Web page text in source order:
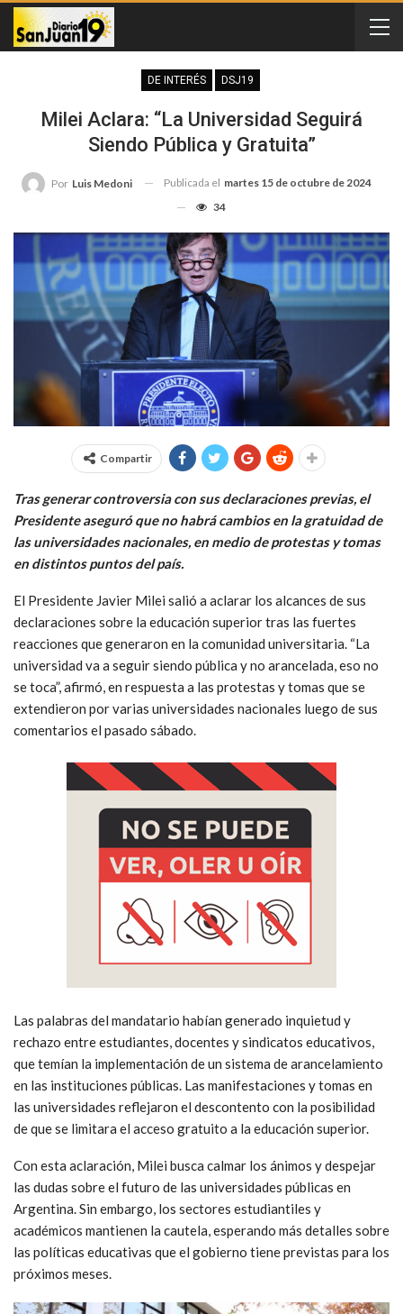
DE INTERÉS DSJ19
Milei Aclara: “La Universidad Seguirá
Siendo Pública y Gratuita”
Por Luis Medoni Publicada el martes 15 de octubre de 2024
34
Compartir
Tras generar controversia con sus declaraciones previas, el
Presidente aseguró que no habrá cambios en la gratuidad de
las universidades nacionales, en medio de protestas y tomas
en distintos puntos del país.
El Presidente Javier Milei salió a aclarar los alcances de sus
declaraciones sobre la educación superior tras las fuertes
reacciones que generaron en la comunidad universitaria. “La
universidad va a seguir siendo pública y no arancelada, eso no
se toca”, afirmó, en respuesta a las protestas y tomas que se
extendieron por varias universidades nacionales luego de sus
comentarios el pasado sábado.
Las palabras del mandatario habían generado inquietud y
rechazo entre estudiantes, docentes y sindicatos educativos,
que temían la implementación de un sistema de arancelamiento
en las instituciones públicas. Las manifestaciones y tomas en
las universidades reflejaron el descontento con la posibilidad
de que se limitara el acceso gratuito a la educación superior.
Con esta aclaración, Milei busca calmar los ánimos y despejar
las dudas sobre el futuro de las universidades públicas en
Argentina. Sin embargo, los sectores estudiantiles y
académicos mantienen la cautela, esperando más detalles sobre
las políticas educativas que el gobierno tiene previstas para los
próximos meses.